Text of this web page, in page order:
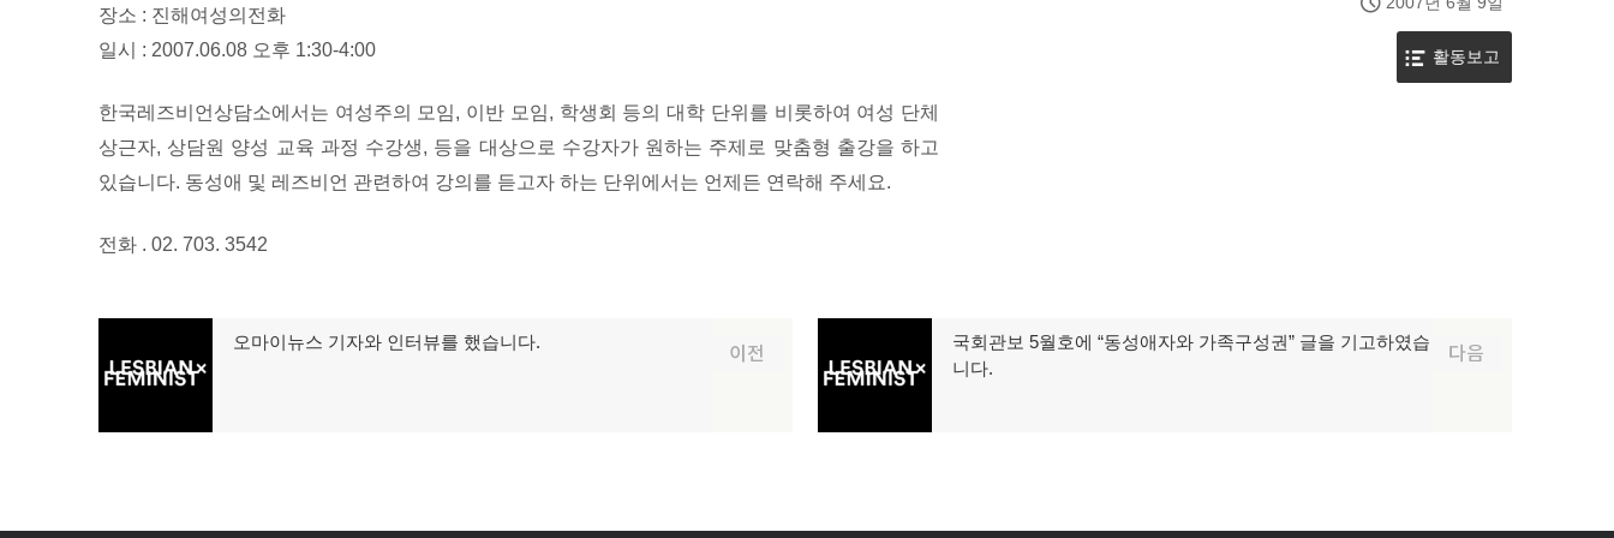
장소 : 진해여성의전화
일시 : 2007.06.08 오후 1:30-4:00
한국레즈비언상담소에서는 여성주의 모임, 이반 모임, 학생회 등의 대학 단위를 비롯하여 여성 단체
상근자, 상담원 양성 교육 과정 수강생, 등을 대상으로 수강자가 원하는 주제로 맞춤형 출강을 하고
있습니다. 동성애 및 레즈비언 관련하여 강의를 듣고자 하는 단위에서는 언제든 연락해 주세요.
전화 . 02. 703. 3542
활동보고
탐
색
이전
전
오마이뉴스 기자와 인터뷰를 했습니다. 다음
음
국회관보 5월호에 “동성애자와 가족구성권” 글을 기고하였습
니다.